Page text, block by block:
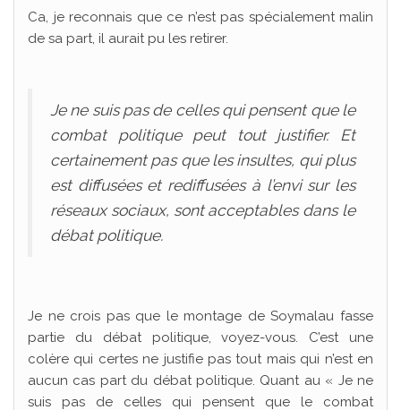
Ca, je reconnais que ce n’est pas spécialement malin
de sa part, il aurait pu les retirer.
Je ne suis pas de celles qui pensent que le
combat politique peut tout justifier. Et
certainement pas que les insultes, qui plus
est diffusées et rediffusées à l’envi sur les
réseaux sociaux, sont acceptables dans le
débat politique.
Je ne crois pas que le montage de Soymalau fasse
partie du débat politique, voyez-vous. C’est une
colère qui certes ne justifie pas tout mais qui n’est en
aucun cas part du débat politique. Quant au « Je ne
suis pas de celles qui pensent que le combat